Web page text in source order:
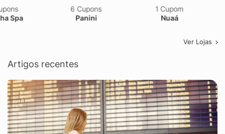
Ver Lojas
Artigos recentes